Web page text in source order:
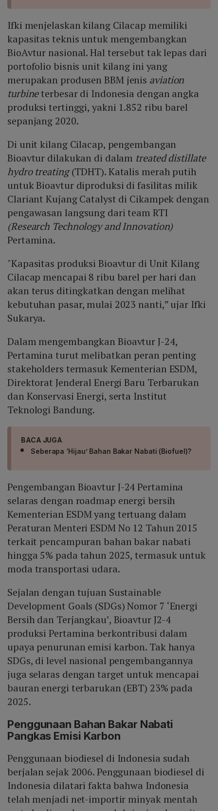
Ifki menjelaskan kilang Cilacap memiliki
kapasitas teknis untuk mengembangkan
BioAvtur nasional. Hal tersebut tak lepas dari
portofolio bisnis unit kilang ini yang
merupakan produsen BBM jenis aviation
turbineterbesar di Indonesia dengan angka
produksi tertinggi, yakni 1.852 ribu barel
sepanjang 2020.
Di unit kilang Cilacap, pengembangan
Bioavtur dilakukan di dalam treated distillate
hydro treating(TDHT). Katalis merah putih
untuk Bioavtur diproduksi di fasilitas milik
Clariant Kujang Catalyst di Cikampek dengan
pengawasan langsung dari team RTI
(Research Technology and Innovation)
Pertamina.
"Kapasitas produksi Bioavtur di Unit Kilang
Cilacap mencapai 8 ribu barel per hari dan
akan terus ditingkatkan dengan melihat
kebutuhan pasar, mulai 2023 nanti,” ujar Ifki
Sukarya.
Dalam mengembangkan Bioavtur J-24,
Pertamina turut melibatkan peran penting
stakeholders termasuk Kementerian ESDM,
Direktorat Jenderal Energi Baru Terbarukan
dan Konservasi Energi, serta Institut
Teknologi Bandung.
BACA JUGA
Seberapa ‘Hijau’ Bahan Bakar Nabati (Biofuel)?
Pengembangan Bioavtur J-24 Pertamina
selaras dengan roadmap energi bersih
Kementerian ESDM yang tertuang dalam
Peraturan Menteri ESDM No 12 Tahun 2015
terkait pencampuran bahan bakar nabati
hingga 5% pada tahun 2025, termasuk untuk
moda transportasi udara.
Sejalan dengan tujuan Sustainable
Development Goals (SDGs) Nomor 7 ‘Energi
Bersih dan Terjangkau’, Bioavtur J2-4
produksi Pertamina berkontribusi dalam
upaya penurunan emisi karbon. Tak hanya
SDGs, di level nasional pengembangannya
juga selaras dengan target untuk mencapai
bauran energi terbarukan (EBT) 23% pada
2025.
Penggunaan Bahan Bakar Nabati
Pangkas Emisi Karbon
Penggunaan biodiesel di Indonesia sudah
berjalan sejak 2006. Penggunaan biodiesel di
Indonesia dilatari fakta bahwa Indonesia
telah menjadi net-importir minyak mentah